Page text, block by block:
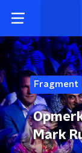
Fragment
Mark